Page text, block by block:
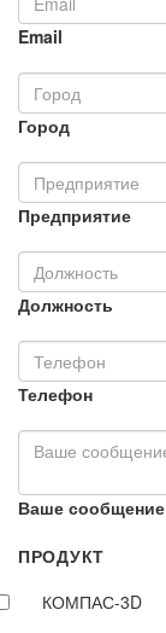
Email
Город
Предприятие
Должность
Телефон
Ваше сообщение
ПРОДУКТ
КОМПАС-3D